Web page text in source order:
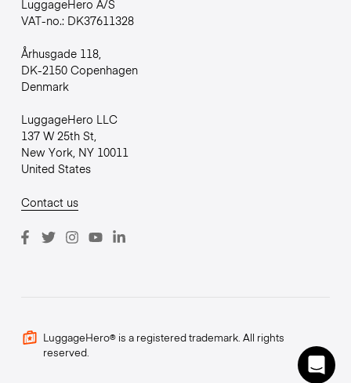
LuggageHero A/S
VAT-no.: DK37611328
Århusgade 118,
DK-2150 Copenhagen
Denmark
LuggageHero LLC
137 W 25th St,
New York, NY 10011
United States
Contact us
LuggageHero® is a registered trademark. All rights
reserved.